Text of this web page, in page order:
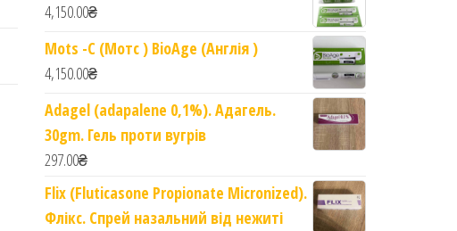
4,150.00₴
Mots -C (Мотс ) BioAge (Англія )
4,150.00₴
Adagel (adapalene 0,1%). Адагель.
30gm. Гель проти вугрів
297.00₴
Flix (Fluticasone Propionate Micronized).
Флікс. Спрей назальний від нежиті